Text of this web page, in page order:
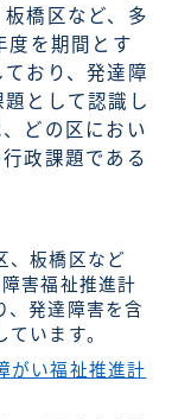
橋区など、多
度を期間とす
おり、発達障
として認識し
どの区におい
政課題である
、板橋区など
害福祉推進計
、発達障害を含
います。
がい福祉推進計